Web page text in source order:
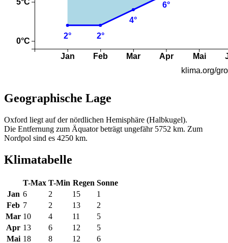
Geographische Lage
Oxford liegt auf der nördlichen Hemisphäre (Halbkugel).
Die Entfernung zum Äquator beträgt ungefähr 5752 km. Zum
Nordpol sind es 4250 km.
Klimatabelle
T-Max T-Min Regen Sonne
Jan 6 2 15
1
Feb 7 2 13
2
Mar 10 4 11
5
Apr 13 6 12
5
Mai 18 8 12 6